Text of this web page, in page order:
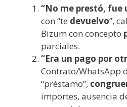
“No me prestó, fue
con “te devuelvo”,
Bizum con concepto
parciales.
“Era un pago por
Contrato/WhatsApp
“préstamo”,
importes, ausencia